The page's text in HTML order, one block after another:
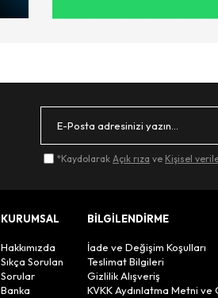
*Kaydolarak Açık rıza ve Kişisel
KURUMSAL
Hakkımızda
Sıkça Sorulan
Sorular
Banka
BİLGİLENDİRME
İade ve Değişim Koşulları
Teslimat Bilgileri
Gizlilik Alışveriş
KVKK Aydınlatma Metni ve